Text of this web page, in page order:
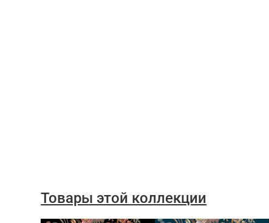
Товары этой коллекции